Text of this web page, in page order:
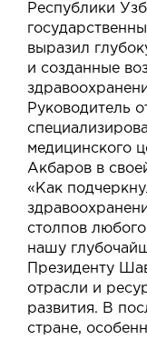
Республики
выразил
и созданные
Руководитель
медицинского
Акбаров в
«Как
столпов
нашу
Президенту
отрасли и
развития. В
стране,